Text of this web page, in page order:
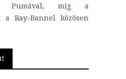
míg a
a Ray-Bannel közösen